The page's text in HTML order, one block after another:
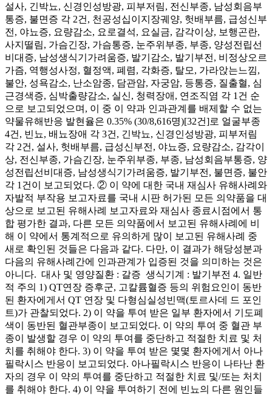
설사, 긴박뇨, 신경인성방광, 피부저림, 전신부종, 남성회음부
통증, 불면증 각 2건, 천공성십이지장궤양, 헛배부름, 급성신부
전, 야뇨증, 요량감소, 요로결석, 요실금, 감각이상, 보행곤란,
사지떨림, 가슴긴장, 가슴통증, 눈주위부종, 부종, 양성전립선
비대증, 남성생식기가려움증, 발기감소, 발기부전, 비정상오르
가즘, 역행성사정, 혈정액, 폐렴, 각화증, 탈모, 가라앉는느낌,
불안, 성욕감소, 난소암종, 담관암, 자궁암, 등통증, 질출혈, 심
근경색증, 심박출량감소, 실신, 청력장애, 연조직염 각 1건 순
으로 보고되었으며, 이 중 이 약과 인과관계를 배제할 수 없는
약물유해반응 발현율은 0.35% (30/8,616명)[32건]로 얼굴부종
4건, 빈뇨, 배뇨장애 각 3건, 긴박뇨, 신경인성방광, 피부저림
각 2건, 설사, 헛배부름, 급성신부전, 야뇨증, 요량감소, 감각이
상, 전신부종, 가슴긴장, 눈주위부종, 부종, 남성회음부통증, 양
성전립선비대증, 남성생식기가려움증, 발기부전, 불면증, 불안
각 1건이 보고되었다. ② 이 약에 대한 국내 재심사 유해사례와
자발적 부작용 보고자료를 국내 시판 허가된 모든 의약품을 대
상으로 보고된 유해사례 보고자료와 재심사 종료시점에서 통
합 평가한 결과, 다른 모든 의약품에서 보고된 유해사례에 비
해 이 약에서 통계적으로 유의하게 많이 보고된 유해사례 중
새로 확인된 것들은 다음과 같다. 다만, 이 결과가 해당성분과
다음의 유해사례간에 인과관계가 입증된 것을 의미하는 것은
아니다. ­ 대사 및 영양질환 : 갈증 ­ 생식기계 : 발기부전 4. 일반
적 주의 1) QT연장 증후군, 고칼륨혈증 등의 위험요인이 동반
된 환자에게서 QT 연장 및 다형심실성빈맥(토르사데 드 포인
트)가 관찰되었다. 2) 이 약을 투여 받은 일부 환자에서 기도폐
색이 동반된 혈관부종이 보고되었다. 이 약의 투여 중 혈관 부
종이 발생할 경우 이 약의 투여를 중단하고 적절한 치료 및 처
치를 취해야 한다. 3) 이 약을 투여 받은 몇몇 환자에게서 아나
필락시스 반응이 보고되었다. 아나필락시스 반응이 나타난 환
자의 경우 이 약의 투여를 중단하고 적절한 치료 및/또는 처치
를 취해야 한다. 4) 이 약을 투여하기 전에 빈뇨의 다른 원인들